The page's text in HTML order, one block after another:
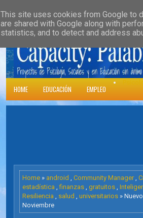
HOME DOWNLOADS » PARENT
HOME EDUCACIÓN EMPLEO
Home » android , Community Manager,
estadística ,finanzas , gratuitos ,
Resiliencia , salud , universitarios »
Noviembre
This site uses cookies from Google to
are shared with Google along with
statistics, and to detect and address